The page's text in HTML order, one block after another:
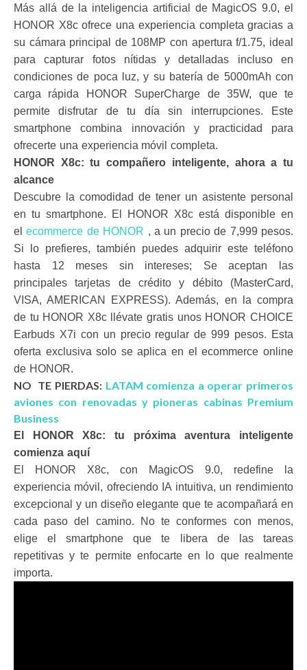
Más allá de la inteligencia artificial de MagicOS 9.0, el
HONOR X8c ofrece una experiencia completa gracias a
su cámara principal de 108MP con apertura f/1.75, ideal
para capturar fotos nítidas y detalladas incluso en
condiciones de poca luz, y su batería de 5000mAh con
carga rápida HONOR SuperCharge de 35W, que te
permite disfrutar de tu día sin interrupciones. Este
smartphone combina innovación y practicidad para
ofrecerte una experiencia móvil completa.
HONOR X8c: tu compañero inteligente, ahora a tu
alcance
Descubre la comodidad de tener un asistente personal
en tu smartphone. El HONOR X8c está disponible en
elecommerce de HONOR , a un precio de 7,999 pesos.
Si lo prefieres, también puedes adquirir este teléfono
hasta 12 meses sin intereses; Se aceptan las
principales tarjetas de crédito y débito (MasterCard,
VISA, AMERICAN EXPRESS). Además, en la compra
de tu HONOR X8c llévate gratis unos HONOR CHOICE
Earbuds X7i con un precio regular de 999 pesos. Esta
oferta exclusiva solo se aplica en el ecommerce online
de HONOR.
NO TE PIERDAS: LATAM comienza a operar primeros
aviones con renovadas y pioneras cabinas Premium
Business
El HONOR X8c: tu próxima aventura inteligente
comienza aquí
El HONOR X8c, con MagicOS 9.0, redefine la
experiencia móvil, ofreciendo IA intuitiva, un rendimiento
excepcional y un diseño elegante que te acompañará en
cada paso del camino. No te conformes con menos,
elige el smartphone que te libera de las tareas
repetitivas y te permite enfocarte en lo que realmente
importa.